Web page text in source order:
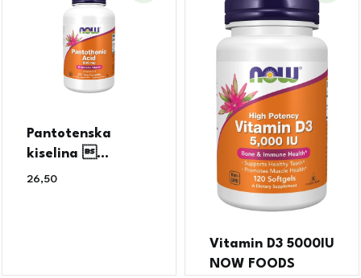
Pantotenska
kiselina ...
26,50
Vitamin D3 5000IU
NOW FOODS